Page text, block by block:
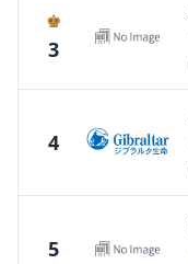
♚
3
4
5